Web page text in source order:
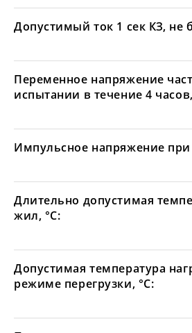
Допустимый ток 1 сек КЗ, не
Переменное напряжение
испытании в течение 4
Импульсное напряжение
Длительно допустимая
жил, °С:
Допустимая температура
режиме перегрузки, °С: